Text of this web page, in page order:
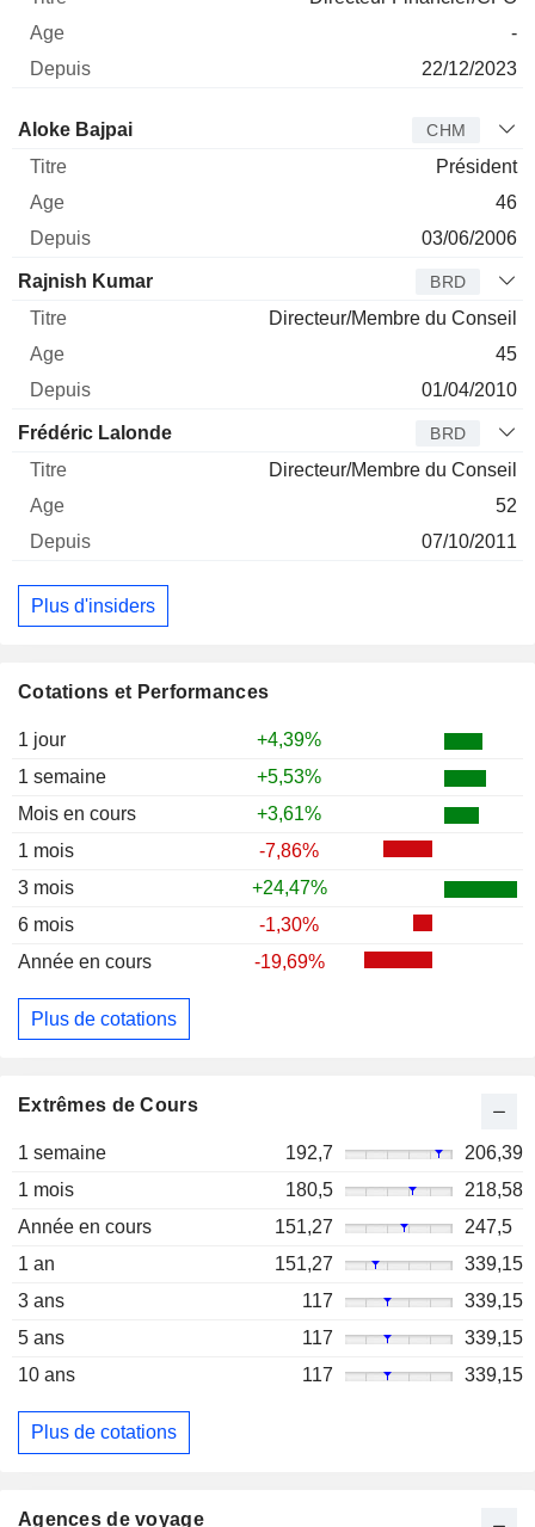
Cotations et Performances
1 jour
+4,39%
1 semaine
+5,53%
Mois en cours
+3,61%
1 mois
-7,86%
3 mois
+24,47%
6 mois
-1,30%
Année en cours
-19,69%
Plus de cotations
Extrêmes de Cours
1 semaine 192,7
206,39
1 mois
180,5
218,58
Année en cours
151,27
247,5
1 an
151,27
339,15
3 ans
117
339,15
5 ans
117
339,15
10 ans
117 339,15
Plus de cotations
-
22/12/2023
Administrateur
Aloke Bajpai CHM
Président
46
03/06/2006
Rajnish Kumar BRD
Directeur/Membre du Conseil
45
01/04/2010
Frédéric Lalonde BRD
Directeur/Membre du Conseil
52
07/10/2011
Plus d'insiders
Agences de voyage